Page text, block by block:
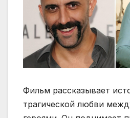
Фильм рассказывает
трагической любви